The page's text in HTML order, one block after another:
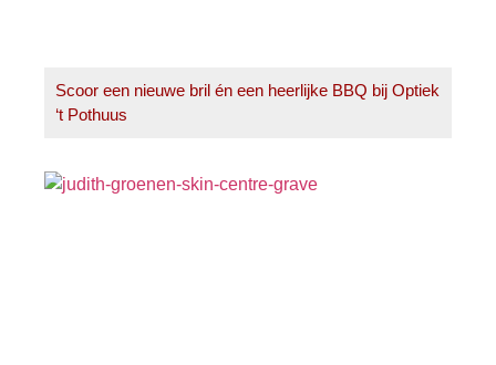
Scoor een nieuwe bril én een heerlijke BBQ bij Optiek
‘t Pothuus